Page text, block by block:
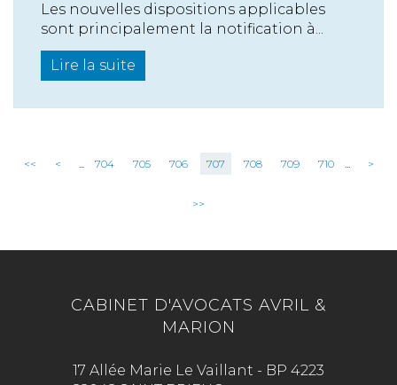
Les nouvelles dispositions applicables
sont principalement la notification à...
Lire la suite
<< < ... 704 705 706 707 708 709 710 ... >
>>
CABINET D'AVOCATS AVRIL &
MARION
17 Allée Marie Le Vaillant - BP 4223